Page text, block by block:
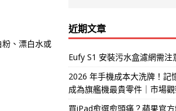
、漂白水或
近期文章
Eufy S1 安裝污水盒濾網需注
2026 年手機成本大洗牌！記
成為旗艦機最貴零件｜市場
買iPad愈選愈頭痛？蘋果官